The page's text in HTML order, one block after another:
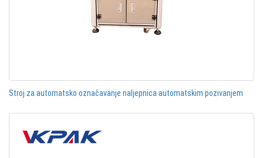
Stroj za automatsko označavanje naljepnica automatskim pozivanjem